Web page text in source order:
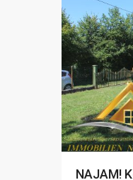
NAJAM!